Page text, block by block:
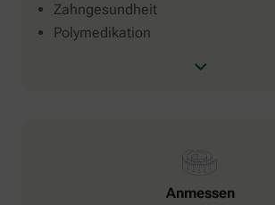
Zahngesundheit
Polymedikation
Anmessen